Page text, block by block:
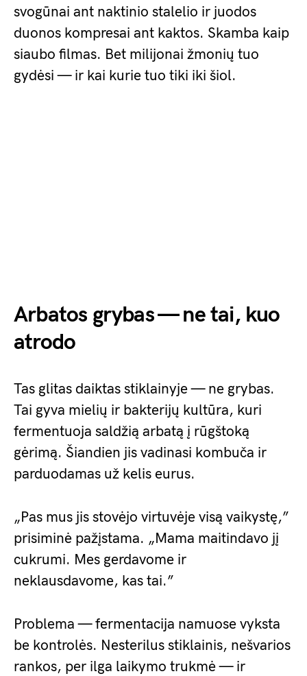
svogūnai ant naktinio stalelio ir juodos
duonos kompresai ant kaktos. Skamba kaip
siaubo filmas. Bet milijonai žmonių tuo
gydėsi — ir kai kurie tuo tiki iki šiol.
Arbatos grybas — ne tai, kuo
atrodo
Tas glitas daiktas stiklainyje — ne grybas.
Tai gyva mielių ir bakterijų kultūra, kuri
fermentuoja saldžią arbatą į rūgštoką
gėrimą. Šiandien jis vadinasi kombuča ir
parduodamas už kelis eurus.
„Pas mus jis stovėjo virtuvėje visą vaikystę,”
prisiminė pažįstama. „Mama maitindavo jį
cukrumi. Mes gerdavome ir
neklausdavome, kas tai.”
Problema — fermentacija namuose vyksta
be kontrolės. Nesterilus stiklainis, nešvarios
rankos, per ilga laikymo trukmė — ir